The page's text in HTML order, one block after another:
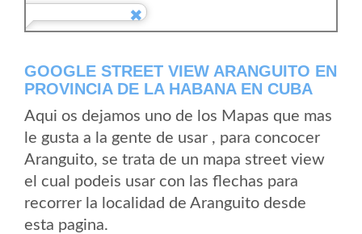
GOOGLE STREET VIEW ARANGUITO EN
PROVINCIA DE LA HABANA EN CUBA
Aqui os dejamos uno de los Mapas que mas
le gusta a la gente de usar , para concocer
Aranguito, se trata de un mapa street view
el cual podeis usar con las flechas para
recorrer la localidad de Aranguito desde
esta pagina.